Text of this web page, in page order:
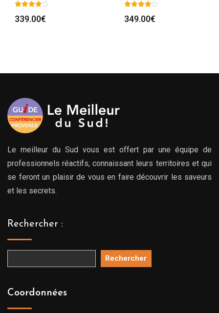
349.00€ 259.00€
Le meilleur du Sud vous est offert par une équipe de
professionnels réactifs, connaissant leurs territoires et qui
se feront un plaisir de vous en faire découvrir les saveurs
et les secrets.
Rechercher :
Rechercher
Coordonnées